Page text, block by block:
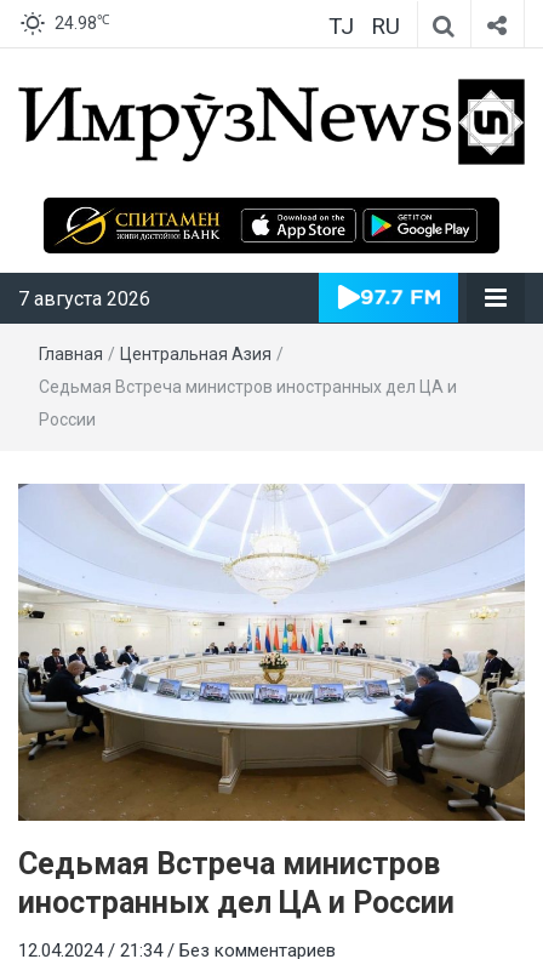
24.98℃ TJ RU
ИмрӯзNews
7 августа 2026
Главная / Центральная Азия /
Седьмая Встреча министров иностранных дел ЦА и
России
Седьмая Встреча министров
иностранных дел ЦА и России
12.04.2024 / 21:34 / Без комментариев